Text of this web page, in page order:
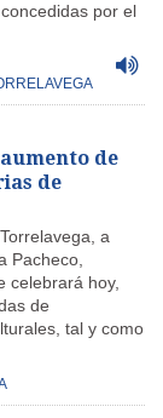
por el
aumento de
de
a
Pacheco,
celebrará hoy,
de
tal y como